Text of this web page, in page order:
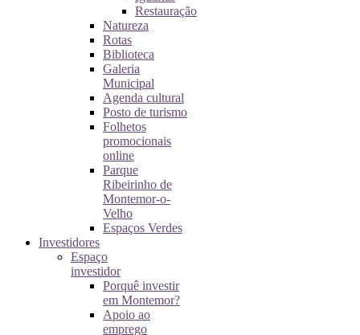
Restauração
Natureza
Rotas
Biblioteca
Galeria
Municipal
Agenda cultural
Posto de turismo
Folhetos
promocionais
online
Parque
Ribeirinho de
Montemor-o-
Velho
Espaços Verdes
Investidores
Espaço
investidor
Porquê investir
em Montemor?
Apoio ao
emprego